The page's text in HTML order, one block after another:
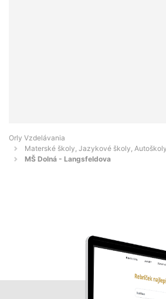
Orly Vzdelávania
Materské školy, Jazykové školy,
MŠ Dolná - Langsfeldova